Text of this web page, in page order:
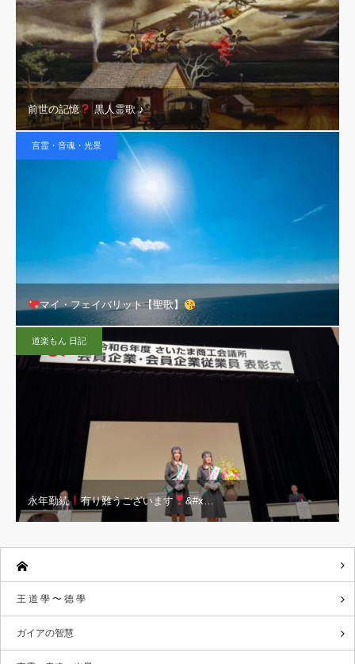
前世の記憶 黒人霊歌 ♪
言霊・音魂・光景
マイ・フェイバリット【聖歌】
道楽もん 日記
永年勤続 有り難うございます &#x…
王 道 學 〜 德 學
ガイアの智慧